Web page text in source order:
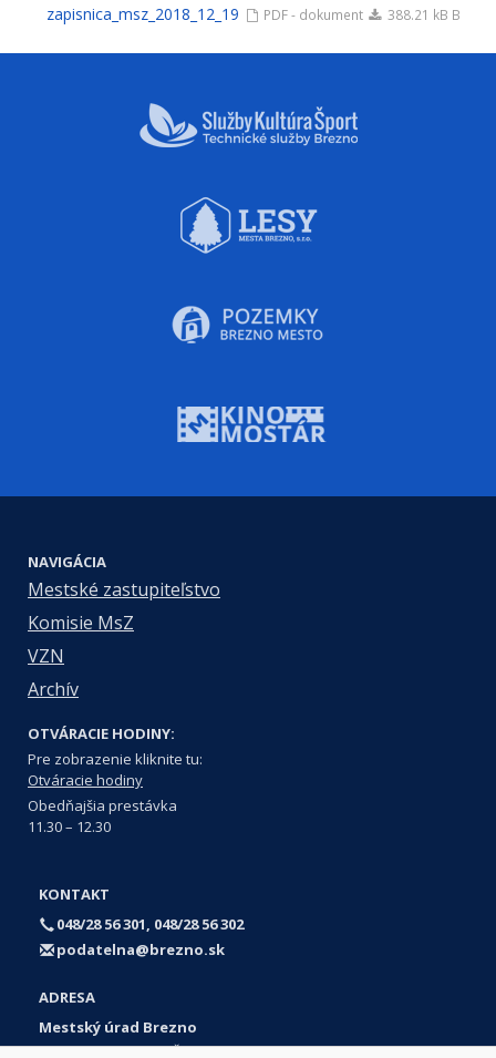
zapisnica_msz_2018_12_19 PDF - dokument 388.21 kB B
NAVIGÁCIA
Mestské zastupiteľstvo
Komisie MsZ
VZN
Archív
OTVÁRACIE HODINY:
Pre zobrazenie kliknite tu:
Otváracie hodiny
Obedňajšia prestávka
11.30 – 12.30
KONTAKT
048/28 56 301, 048/28 56 302
podatelna@brezno.sk
ADRESA
Mestský úrad Brezno
Námestie gen. M. R. Štefánika 1